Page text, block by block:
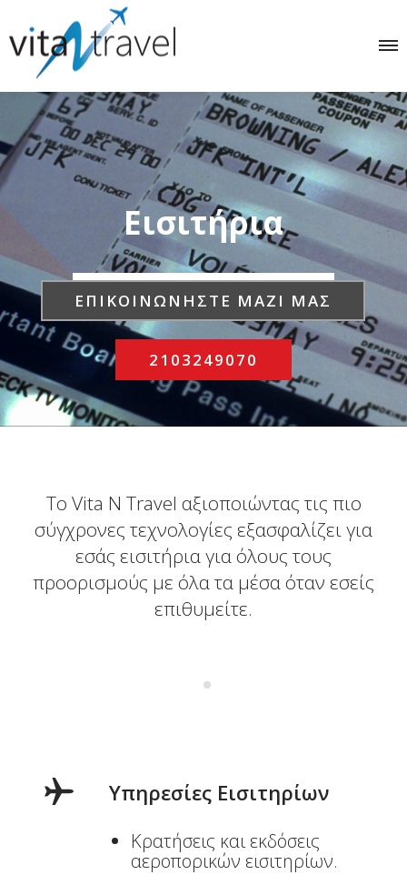
Εισιτήρια
ΕΞΑΤΟΜΙΚΕΥΜΕΝΕΣ ΥΠΗΡΕΣΙΕΣ ΤΟΥΡΙΣΜΟΥ
ΕΠΙΚΟΙΝΩΝΗΣΤΕ ΜΑΖΙ ΜΑΣ
2103249070
Το Vita N Travel αξιοποιώντας τις πιο
σύγχρονες τεχνολογίες εξασφαλίζει για
εσάς εισιτήρια για όλους τους
προορισμούς με όλα τα μέσα όταν εσείς
επιθυμείτε.
Υπηρεσίες Εισιτηρίων
Κρατήσεις και εκδόσεις
αεροπορικών εισιτηρίων.